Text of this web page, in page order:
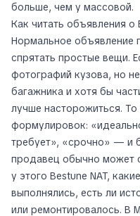
больше, чем у массовой.
Как читать объявления о
Нормальное объявление
спрятать простые вещи.
фотографий кузова, но
багажника и хотя бы
лучше насторожиться.
формулировок:
требует», «срочно» — и
продавец обычно может
у этого Bestune NAT,
выполнялись, есть ли
или ремонтировалось. В